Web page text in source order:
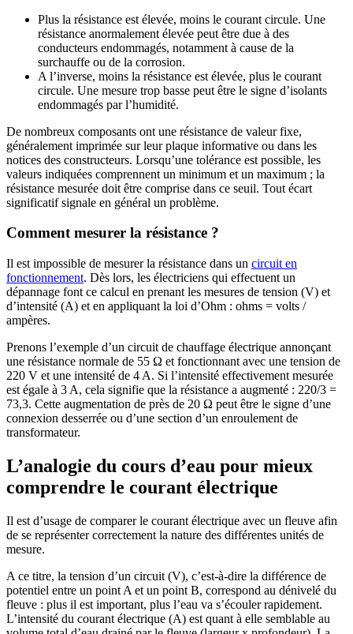
Plus la résistance est élevée, moins le courant circule. Une
résistance anormalement élevée peut être due à des
conducteurs endommagés, notamment à cause de la
surchauffe ou de la corrosion.
A l’inverse, moins la résistance est élevée, plus le courant
circule. Une mesure trop basse peut être le signe d’isolants
endommagés par l’humidité.
De nombreux composants ont une résistance de valeur fixe,
généralement imprimée sur leur plaque informative ou dans les
notices des constructeurs. Lorsqu’une tolérance est possible, les
valeurs indiquées comprennent un minimum et un maximum ; la
résistance mesurée doit être comprise dans ce seuil. Tout écart
significatif signale en général un problème.
Comment mesurer la résistance ?
Il est impossible de mesurer la résistance dans un circuit en
fonctionnement. Dès lors, les électriciens qui effectuent un
dépannage font ce calcul en prenant les mesures de tension (V) et
d’intensité (A) et en appliquant la loi d’Ohm : ohms = volts /
ampères.
Prenons l’exemple d’un circuit de chauffage électrique annonçant
une résistance normale de 55 Ω et fonctionnant avec une tension de
220 V et une intensité de 4 A. Si l’intensité effectivement mesurée
est égale à 3 A, cela signifie que la résistance a augmenté : 220/3 =
73,3. Cette augmentation de près de 20 Ω peut être le signe d’une
connexion desserrée ou d’une section d’un enroulement de
transformateur.
L’analogie du cours d’eau pour mieux
comprendre le courant électrique
Il est d’usage de comparer le courant électrique avec un fleuve afin
de se représenter correctement la nature des différentes unités de
mesure.
A ce titre, la tension d’un circuit (V), c’est-à-dire la différence de
potentiel entre un point A et un point B, correspond au dénivelé du
fleuve : plus il est important, plus l’eau va s’écouler rapidement.
L’intensité du courant électrique (A) est quant à elle semblable au